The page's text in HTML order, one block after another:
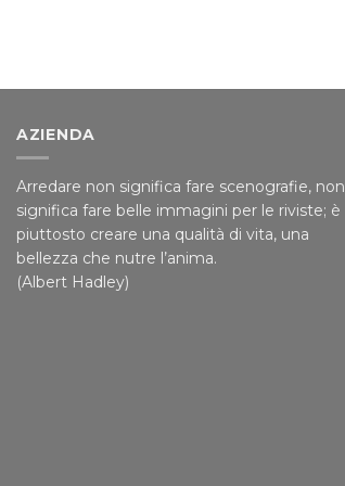
AZIENDA
Arredare non significa fare scenografie, non
significa fare belle immagini per le riviste; è
piuttosto creare una qualità di vita, una
bellezza che nutre l’anima.
(Albert Hadley)